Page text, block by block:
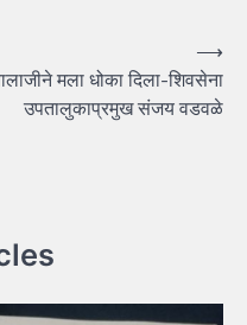
मला धोका दिला-शिवसेना
उपतालुकाप्रमुख संजय वडवळे
⟶